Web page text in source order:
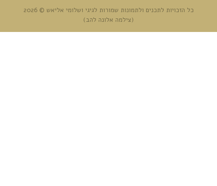
כל הזכויות לתכנים ולתמונות שמורות לגיגי ושלומי אליאש © 2026
(צילמה אלונה להב)